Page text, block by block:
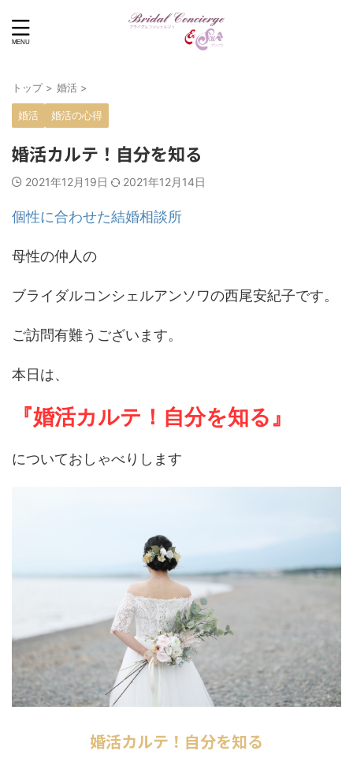
トップ > 婚活 >
婚活 婚活の心得
婚活カルテ！自分を知る
2021年12月19日 2021年12月14日
個性に合わせた結婚相談所
母性の仲人の
ブライダルコンシェルアンソワの西尾安紀子です。
ご訪問有難うございます。
本日は、
『婚活カルテ！自分を知る』
についておしゃべりします
婚活カルテ！自分を知る